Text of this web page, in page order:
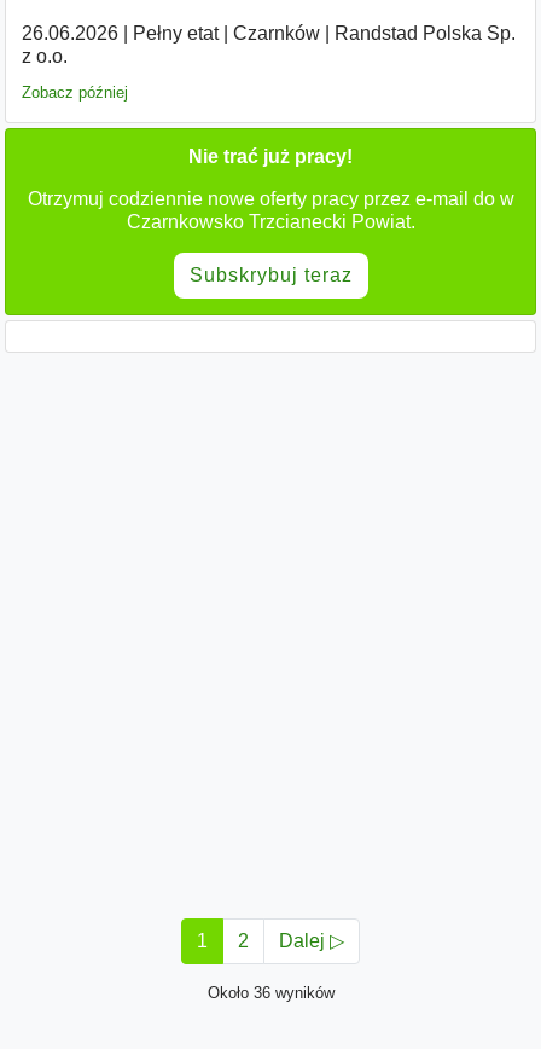
26.06.2026| Pełny etat| Czarnków|
Randstad Polska Sp.
z o.o.
Zobacz później
Nie trać już pracy!
Otrzymuj codziennie nowe oferty pracy przez e-mail do w
Czarnkowsko Trzcianecki Powiat.
Subskrybuj teraz
1 2 Dalej ▷
Około 36 wyników